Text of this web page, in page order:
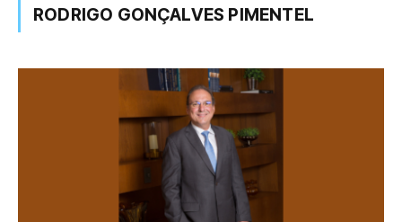
RODRIGO GONÇALVES PIMENTEL